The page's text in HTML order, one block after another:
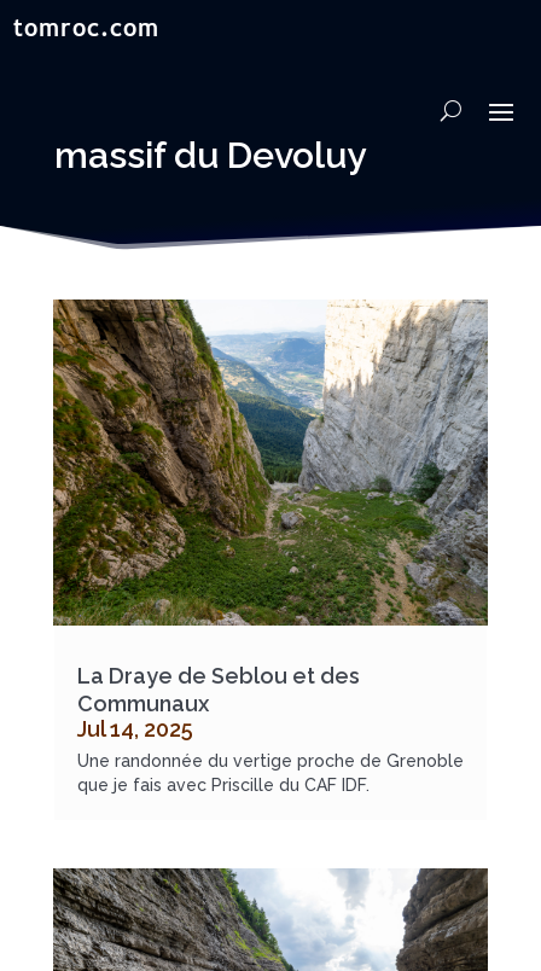
massif du Devoluy
La Draye de Seblou et des
Communaux
Jul 14, 2025
Une randonnée du vertige proche de Grenoble
que je fais avec Priscille du CAF IDF.